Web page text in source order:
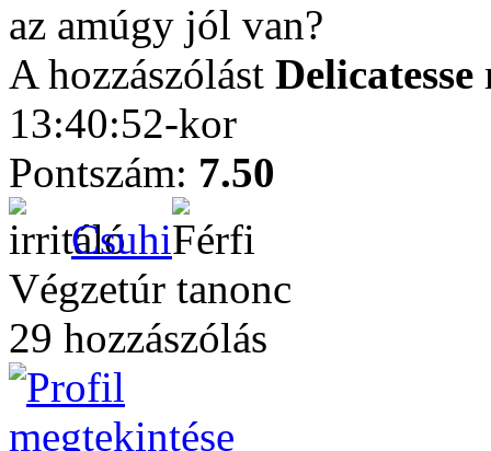
az amúgy jól van?
A hozzászólást Delicatesse
13:40:52-kor
Pontszám: 7.50
Csuhi
Végzetúr tanonc
29 hozzászólás